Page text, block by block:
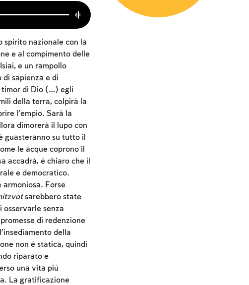
spirito nazionale con la
e al compimento delle
e un rampollo
di sapienza e di
timor di Dio (…) egli
della terra, colpirà la
l’empio. Sarà la
dimorerà il lupo con
guasteranno su tutto il
le acque coprono il
accadrà, è chiaro che il
e democratico.
Forse
sarebbero state
osservarle senza
di redenzione
della
non è statica, quindi
riparato e
una vita più
La gratificazione